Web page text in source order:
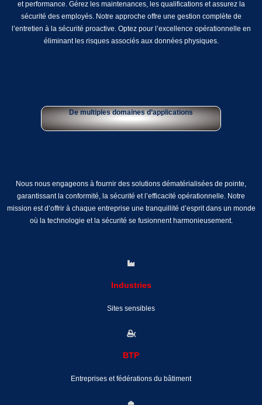
et performance. Gérez les maintenances, les qualifications et assurez la
sécurité des employés. Notre approche offre une gestion complète de
l’entretien à la sécurité proactive. Optez pour l’excellence opérationnelle en
éliminant les risques associés aux données physiques.
De multiples domaines d’applications
Nous nous engageons à fournir des solutions dématérialisées de pointe,
garantissant la conformité, la sécurité et l’efficacité opérationnelle. Notre
mission est d’offrir à chaque entreprise une tranquillité d’esprit dans un monde
où la technologie et la sécurité se fusionnent harmonieusement.
Industries
Sites sensibles
BTP
Entreprises et fédérations du bâtiment